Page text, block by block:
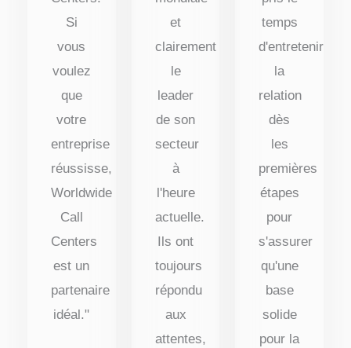
Si
vous
voulez
que
votre
entreprise
réussisse,
Worldwide
Call
Centers
est un
partenaire
idéal."
et
clairement
le
leader
de son
secteur
à
l'heure
actuelle.
Ils ont
toujours
répondu
aux
attentes,
temps
d'entretenir
la
relation
dès
les
premières
étapes
pour
s'assurer
qu'une
base
solide
pour la